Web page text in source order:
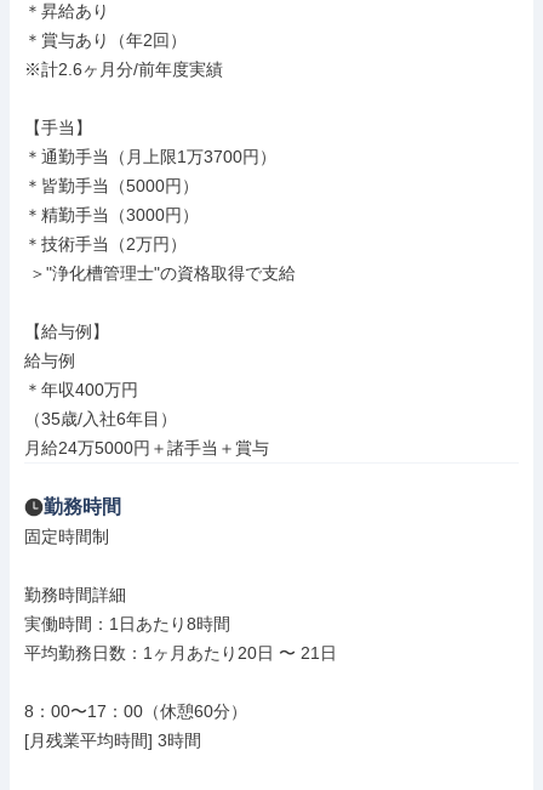
＊昇給あり
＊賞与あり（年2回）
※計2.6ヶ月分/前年度実績
【手当】
＊通勤手当（月上限1万3700円）
＊皆勤手当（5000円）
＊精勤手当（3000円）
＊技術手当（2万円）
【給与例】
給与例
＊年収400万円
（35歳/入社6年目）
月給24万5000円＋諸手当＋賞与
勤務時間
固定時間制
勤務時間詳細
実働時間：1日あたり8時間
平均勤務日数：1ヶ月あたり20日 〜 21日
8：00〜17：00（休憩60分）
[月残業平均時間] 3時間